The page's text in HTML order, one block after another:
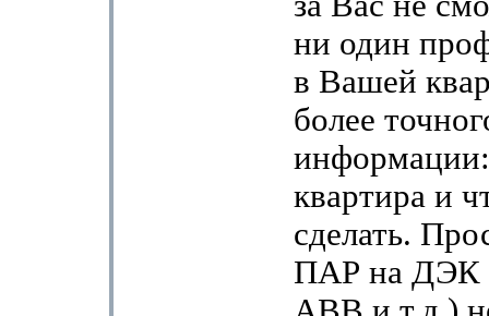
ни один
в Вашей
более
квартира и
сделать.
ПАР на ДЭК